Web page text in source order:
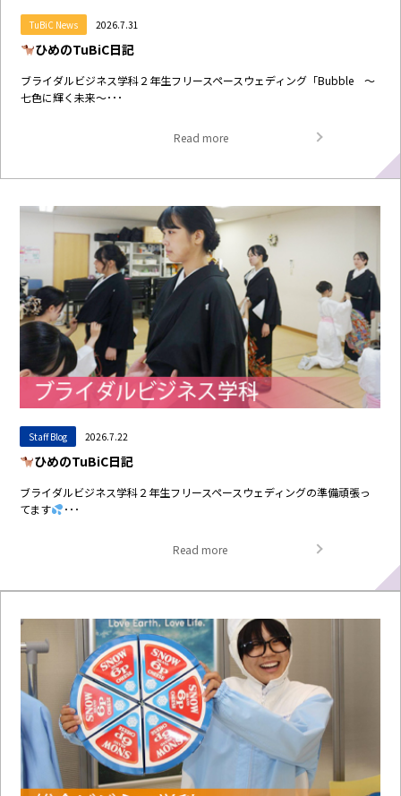
TuBiC News 2026.7.31
ひめのTuBiC日記
ブライダルビジネス学科２年生フリースペースウェディング「Bubble ～
七色に輝く未来～･･･
Read more
Staff Blog 2026.7.22
ひめのTuBiC日記
ブライダルビジネス学科２年生フリースペースウェディングの準備頑張っ
てます
･･･
Read more